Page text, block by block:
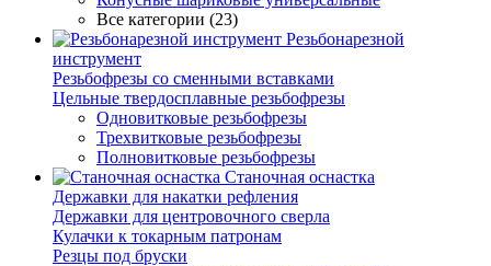
Все категории (23)
Резьбонарезной
инструмент
Резьбофрезы со сменными вставками
Цельные твердосплавные резьбофрезы
Одновитковые резьбофрезы
Трехвитковые резьбофрезы
Полновитковые резьбофрезы
Станочная оснастка
Державки для накатки рефления
Державки для центровочного сверла
Кулачки к токарным патронам
Резцы под бруски